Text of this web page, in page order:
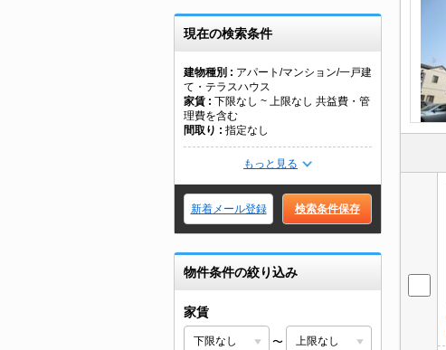
現在の検索条件
建物種別
アパート/マンション/一戸建
て・テラスハウス
家賃
下限なし ~ 上限なし 共益費・管
理費を含む
間取り
指定なし
もっと見る
新着メール登録 検索条件保存
物件条件の絞り込み
家賃
〜